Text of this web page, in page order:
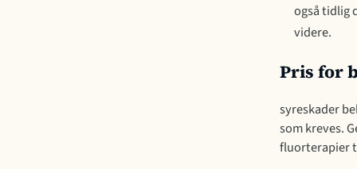
også tidlig
videre.
Pris for
syreskader
som kreves.
fluorterapier